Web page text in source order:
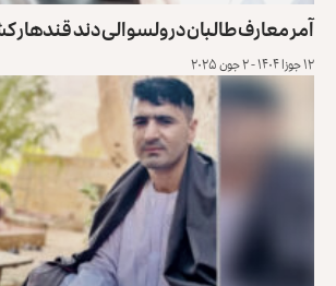
آمر معارف طالبان در ولسوالی دند
۱۲ جوزا ۱۴۰۴ - ۲ جون ۲۰۲۵